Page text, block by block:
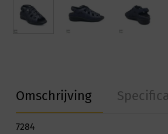
Omschrijving
7284